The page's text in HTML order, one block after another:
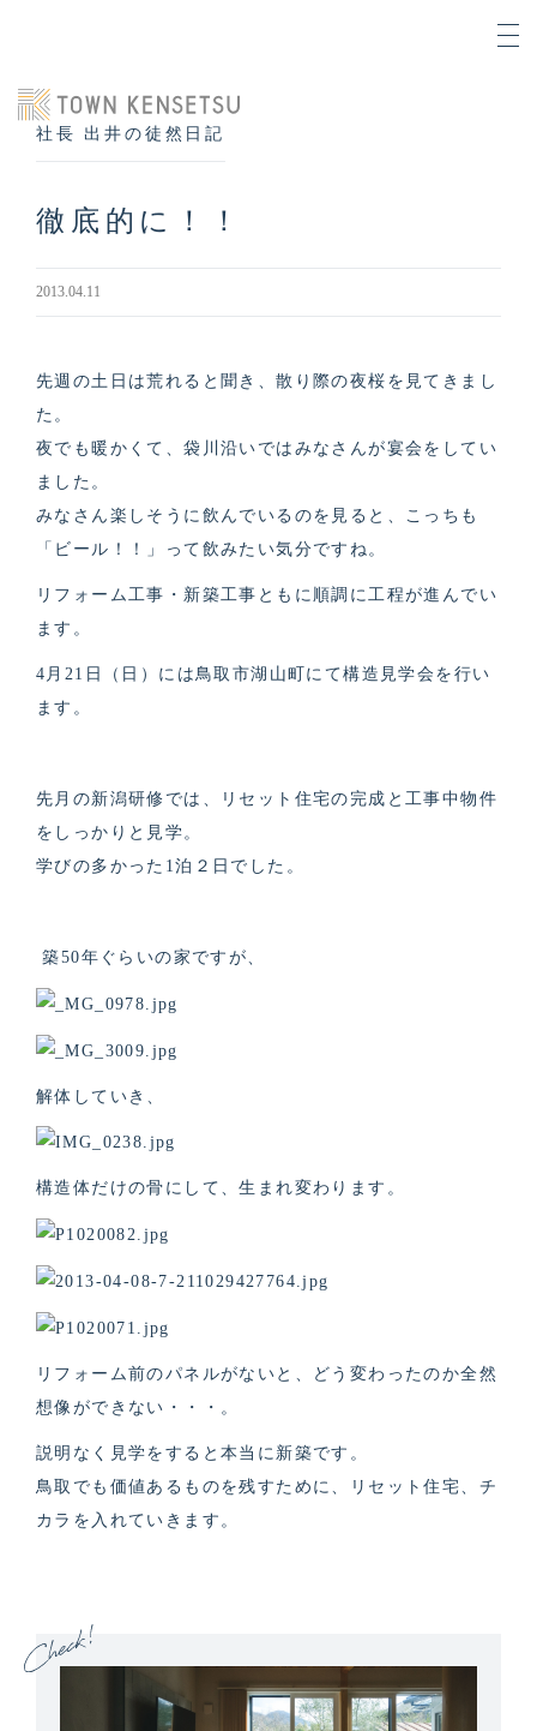
社長 出井の徒然日記
徹底的に！！
2013.04.11
先週の土日は荒れると聞き、散り際の夜桜を見てきまし
た。
夜でも暖かくて、袋川沿いではみなさんが宴会をしてい
ました。
みなさん楽しそうに飲んでいるのを見ると、こっちも
「ビール！！」って飲みたい気分ですね。
リフォーム工事・新築工事ともに順調に工程が進んでい
ます。
4月21日（日）には鳥取市湖山町にて構造見学会を行い
ます。
先月の新潟研修では、リセット住宅の完成と工事中物件
をしっかりと見学。
学びの多かった1泊２日でした。
築50年ぐらいの家ですが、
解体していき、
構造体だけの骨にして、生まれ変わります。
リフォーム前のパネルがないと、どう変わったのか全然
想像ができない・・・。
説明なく見学をすると本当に新築です。
鳥取でも価値あるものを残すために、リセット住宅、チ
カラを入れていきます。